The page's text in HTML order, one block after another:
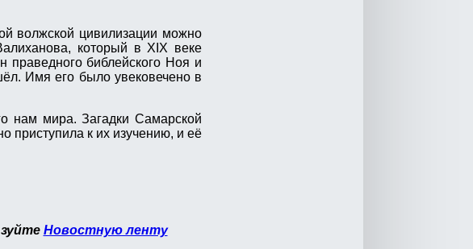
волжской цивилизации можно
который в XIX веке
праведного библейского Ноя и
Имя его было увековечено в
нам мира. Загадки Самарской
приступила к их изучению, и её
Новостную ленту